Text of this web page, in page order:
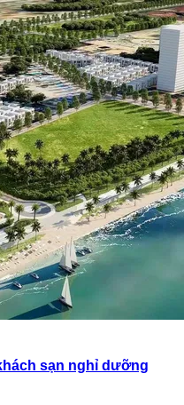
sạn nghỉ dưỡng